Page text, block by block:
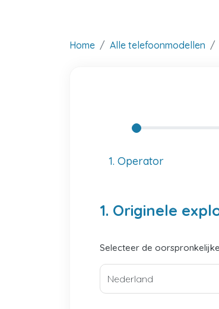
Home Alle telefoonmodellen
1. Operator
1. Originele
Selecteer de